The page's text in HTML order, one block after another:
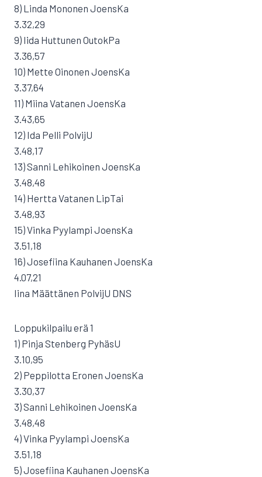
8) Linda Mononen JoensKa
3.32,29
9) Iida Huttunen OutokPa
3.36,57
10) Mette Oinonen JoensKa
3.37,64
11) Miina Vatanen JoensKa
3.43,65
12) Ida Pelli PolvijU
3.48,17
13) Sanni Lehikoinen JoensKa
3.48,48
14) Hertta Vatanen LipTai
3.48,93
15) Vinka Pyylampi JoensKa
3.51,18
16) Josefiina Kauhanen JoensKa
4.07,21
Iina Määttänen PolvijU DNS
Loppukilpailu erä 1
1) Pinja Stenberg PyhäsU
3.10,95
2) Peppilotta Eronen JoensKa
3.30,37
3) Sanni Lehikoinen JoensKa
3.48,48
4) Vinka Pyylampi JoensKa
3.51,18
5) Josefiina Kauhanen JoensKa